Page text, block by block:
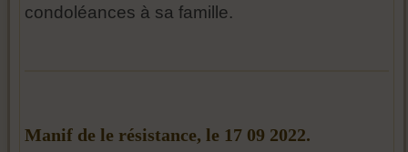
condoléances à sa famille.
Manif de le résistance, le 17 09 2022.